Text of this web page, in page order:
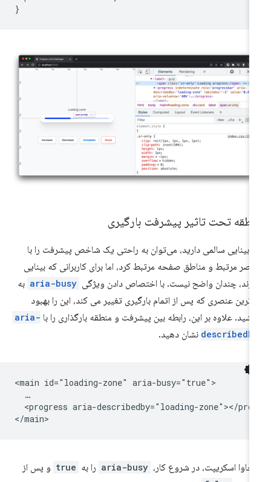
تحت تاثیر پیشرفت بارگیری
بینایی سالمی دارید، می‌توان به راحتی یک شاخص پیشرفت را با
مرتبط و مناطق صفحه مرتبط کرد، اما برای کاربرانی که بینایی
چندان واضح نیست. با اختصاص دادن ویژگی aria-busy به
عنصری که پس از اتمام بارگیری تغییر می کند، این را بهبود
علاوه بر این، رابطه بین پیشرفت و منطقه بارگذاری را با aria-
نشان دهید.
<main id="loading-zone" aria-busy="true">
  …
<progress aria-describedby="loading-zone"></
جاوا اسکریپت، در شروع کار، aria-busy را به true و پس از